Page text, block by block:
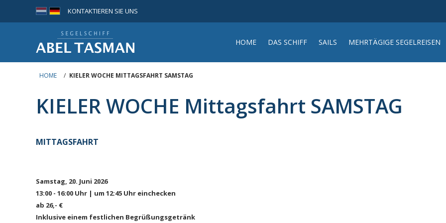
KONTAKTIEREN SIE UNS
HOME DAS SCHIFF SAILS MEHRTÄGIGE SEGELREISEN
HOME / KIELER WOCHE MITTAGSFAHRT SAMSTAG
KIELER WOCHE Mittagsfahrt SAMSTAG
MITTAGSFAHRT
Samstag, 20. Juni 2026
13:00 - 16:00 Uhr | um 12:45 Uhr einchecken
ab 26,- €
Inklusive einem festlichen Begrüßungsgetränk